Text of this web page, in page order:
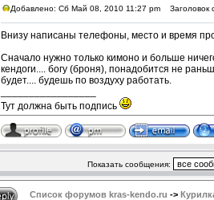
Добавлено: Сб Май 08, 2010 11:27 pm Заголовок
Внизу написаны телефоны, место и время
Сначало нужно только кимоно и больше
кендоги.... богу (броня), понадобится не
будет.... будешь по воздуху работать.
Тут должна быть подпись
Показать сообщения:
Список форумов kras-kendo.ru ->